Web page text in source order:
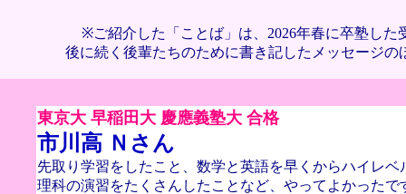
※ご紹介した「ことば」は、2026年春に卒塾した
後に続く後輩たちのために書き記したメッセージの
東京大 早稲田大 慶應義塾大 合格
市川高 Ｎさん
先取り学習をしたこと、数学と英語を早くからハイレベ
理科の演習をたくさんしたことなど、やってよかったで